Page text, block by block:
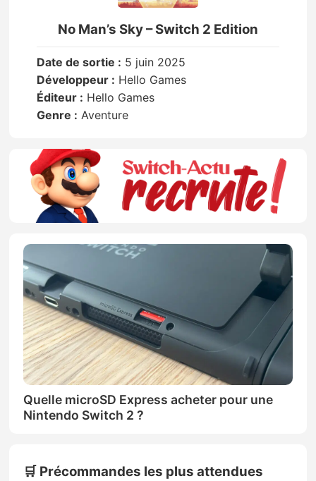
No Man’s Sky – Switch 2 Edition
Date de sortie : 5 juin 2025
Développeur : Hello Games
Éditeur : Hello Games
Genre : Aventure
Quelle microSD Express acheter pour une
Nintendo Switch 2 ?
🛒 Précommandes les plus attendues